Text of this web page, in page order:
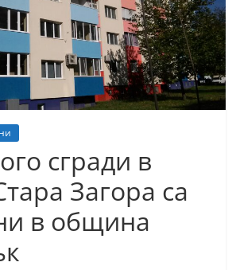
сгради в
Загора са
в община